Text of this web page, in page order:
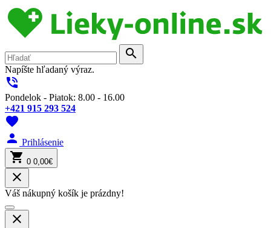
search
Napíšte hľadaný výraz.
phone_in_talk
Pondelok - Piatok: 8.00 - 16.00
+421 915 293 524
favorite
person Prihlásenie
shopping_cart 0 0,00€
close
Váš nákupný košík je prázdny!
close